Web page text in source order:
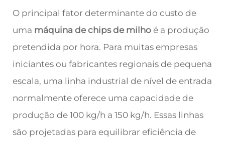
O principal fator determinante do custo de
uma máquina de chips de milho é a produção
pretendida por hora. Para muitas empresas
iniciantes ou fabricantes regionais de pequena
escala, uma linha industrial de nível de entrada
normalmente oferece uma capacidade de
produção de 100 kg/h a 150 kg/h. Essas linhas
são projetadas para equilibrar eficiência de